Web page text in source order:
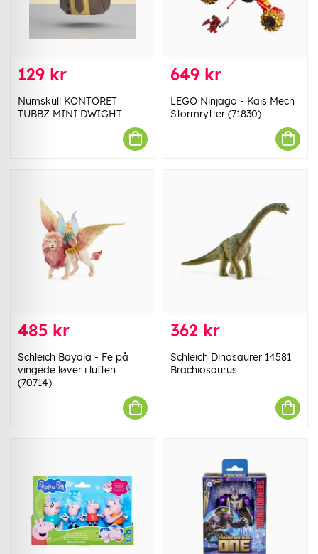
129 kr
Numskull KONTORET
TUBBZ MINI DWIGHT
649 kr
LEGO Ninjago - Kais Mech
Stormrytter (71830)
485 kr
Schleich Bayala - Fe på
vingede løver i luften
(70714)
362 kr
Schleich Dinosaurer 14581
Brachiosaurus